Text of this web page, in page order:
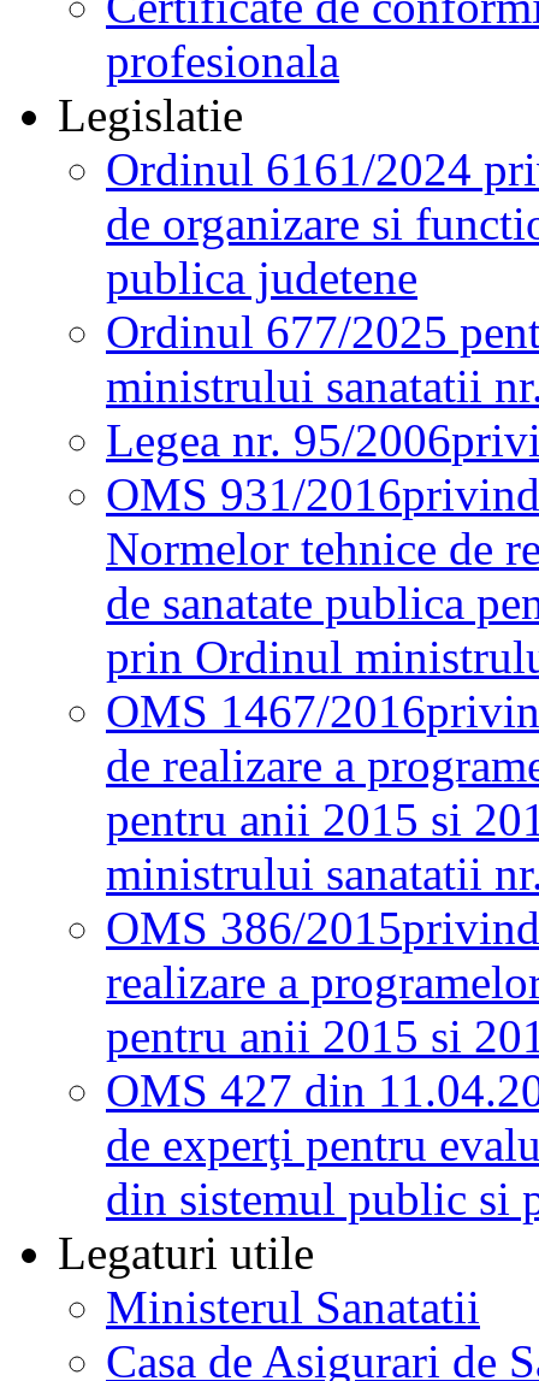
profesionala
Legislatie
Ordinul 6161/2024
de organizare si
publica judetene
Ordinul 677/2025
ministrului sanatatii
Legea nr. 95/2006
OMS 931/2016
Normelor tehnice de
de sanatate publica
prin Ordinul
OMS 1467/2016
de realizare a
pentru anii 2015 si
ministrului sanatatii
OMS 386/2015
realizare a
pentru anii 2015 si
OMS 427 din
de experţi pentru
din sistemul public si
Legaturi utile
Ministerul Sanatatii
Casa de Asigurari de